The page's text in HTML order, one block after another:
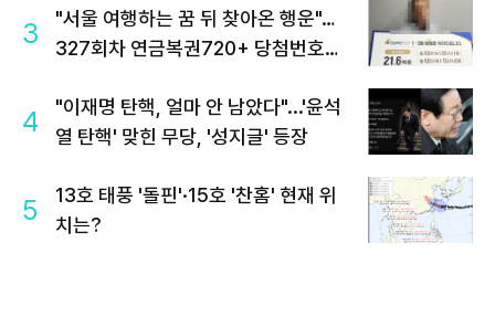
3
"서울 여행하는 꿈 뒤 찾아온 행운"…
327회차 연금복권720+ 당첨번호조
4
"이재명 탄핵, 얼마 안 남았다"...'윤석
열 탄핵' 맞힌 무당, '성지글' 등장
5
13호 태풍 '돌핀'·15호 '찬홈' 현재 위
치는?